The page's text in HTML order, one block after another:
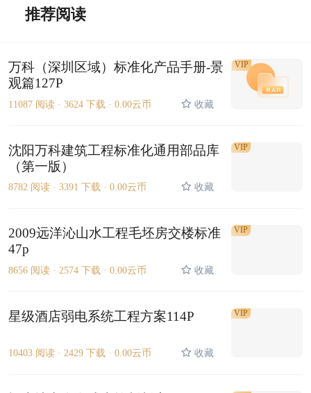
推荐阅读
万科（深圳区域）标准化产品手册-景
观篇127P
11087 阅读 · 3624 下载 · 0.00云币 收藏
VIP
沈阳万科建筑工程标准化通用部品库
（第一版）
8782 阅读 · 3391 下载 · 0.00云币 收藏
VIP
2009远洋沁山水工程毛坯房交楼标准
47p
8656 阅读 · 2574 下载 · 0.00云币 收藏
VIP
星级酒店弱电系统工程方案114P
10403 阅读 · 2429 下载 · 0.00云币 收藏
VIP